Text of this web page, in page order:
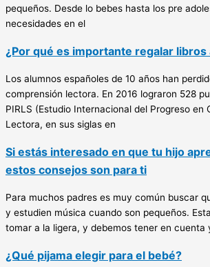
pequeños. Desde lo bebes hasta los pre
necesidades en el
¿Por qué es importante regalar libros
Los alumnos españoles de 10 años han
comprensión lectora. En 2016 lograron 528
PIRLS (Estudio Internacional del Progreso en
Lectora, en sus siglas en
Si estás interesado en que tu hijo
estos consejos son para ti
Para muchos padres es muy común buscar
y estudien música cuando son pequeños.
tomar a la ligera, y debemos tener en cuenta
¿Qué pijama elegir para el bebé?